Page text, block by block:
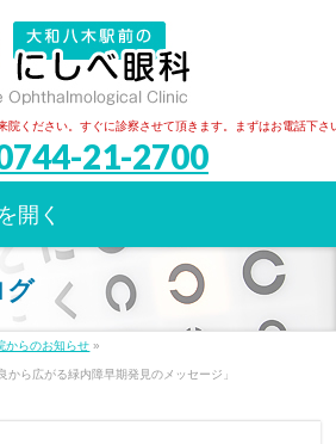
ください。すぐに診察させて頂きます。まずはお電話下さ
21-2700
グ
からのお知らせ »
ら広がる緑内障早期発見のメッセージ」